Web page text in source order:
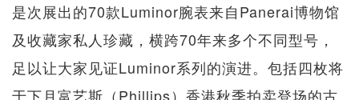
是次展出的70款Luminor腕表来自Panerai博物馆
及收藏家私人珍藏，横跨70年来多个不同型号，
足以让大家见证Luminor系列的演进。包括四枚将
于下月富艺斯（Phillips）香港秋季拍卖登场的古